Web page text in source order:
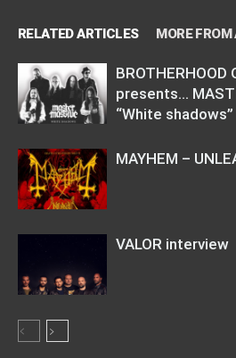
RELATED ARTICLES MORE FROM
BROTHERHOOD
presents…
“White shadows”
MAYHEM –
VALOR interview